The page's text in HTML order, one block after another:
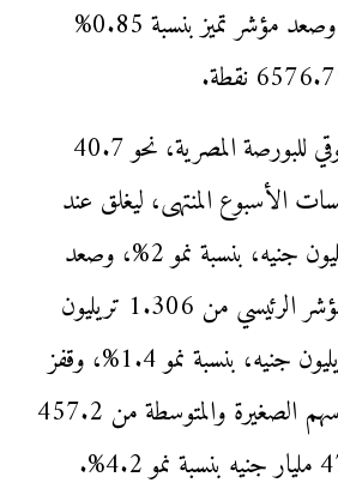
35484.52 نقطة، وصعد مؤشر تميز بنسبة 0.85%
وربح رأس المال السوقي للبورصة المصرية، نحو 40.7
الأسبوع المنتهى، ليغلق عند
مستوى 2.041 تريليون جنيه، بنسبة نمو 2%، وصعد
رأس المال السوقي للمؤشر الرئيسي من 1.306 تريليون
جنيه إلى 1.325 تريليون جنيه، بنسبة نمو 1.4%، وقفز
رأس المال لمؤشر الأسهم الصغيرة والمتوسطة من 457.2